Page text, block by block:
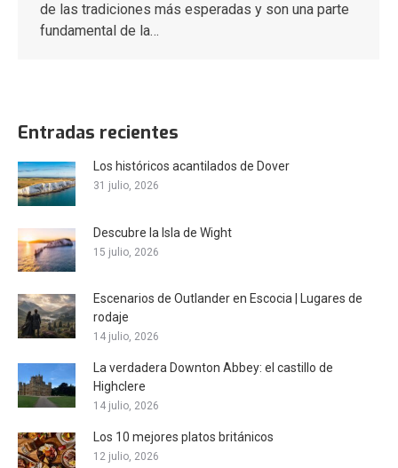
de las tradiciones más esperadas y son una parte
fundamental de la…
Entradas recientes
Los históricos acantilados de Dover
31 julio, 2026
Descubre la Isla de Wight
15 julio, 2026
Escenarios de Outlander en Escocia | Lugares de
rodaje
14 julio, 2026
La verdadera Downton Abbey: el castillo de
Highclere
14 julio, 2026
Los 10 mejores platos británicos
12 julio, 2026